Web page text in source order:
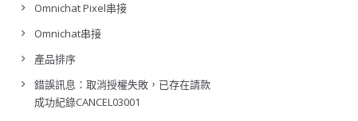
Omnichat Pixel串接
Omnichat串接
產品排序
錯誤訊息：取消授權失敗，已存在請款
成功紀錄CANCEL03001